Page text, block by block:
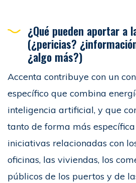
¿Qué pueden aportar a
(¿pericias?
¿algo más?)
Accenta contribuye con un
específico que combina
inteligencia artificial, y que
tanto de forma más
iniciativas relacionadas con
oficinas, las viviendas, los
públicos de los puertos y de